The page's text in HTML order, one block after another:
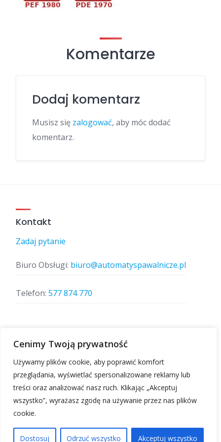
Cenimy Twoją prywatność
Używamy plików cookie, aby poprawić komfort
przeglądania, wyświetlać spersonalizowane reklamy lub
treści oraz analizować nasz ruch. Klikając „Akceptuj
wszystko”, wyrażasz zgodę na używanie przez nas plików
cookie.
Dostosuj Odrzuć wszystko Akceptuj wszystko
Komentarze
Dodaj komentarz
Musisz się zalogować, aby móc dodać
komentarz.
Kontakt
Zadaj pytanie
Biuro Obsługi: biuro@automatyspawalnicze.pl
Telefon: 577 874 770
Automatyspawalnicze.pl | Wszelkie prawa
zastrzeżone.